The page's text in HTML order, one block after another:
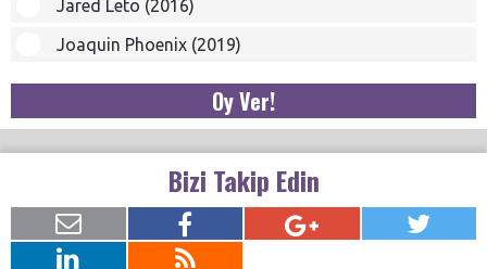
Jared Leto (2016)
Joaquin Phoenix (2019)
Oy Ver!
Bizi Takip Edin